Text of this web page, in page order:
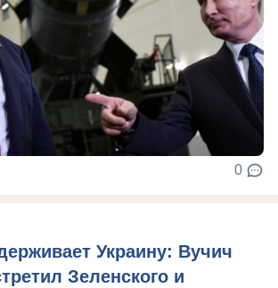
0
Украину: Вучич
Зеленского и